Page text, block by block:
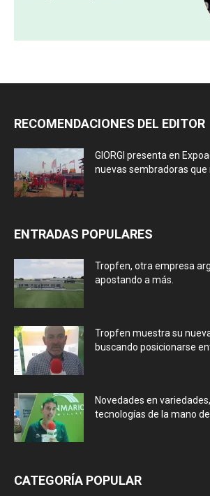
RECOMENDACIONES DEL EDITOR
GIORGI presenta en
nuevas sembradoras que
ENTRADAS POPULARES
Tropfen, otra empresa
apostando a más.
Tropfen muestra su
buscando posicionarse
Novedades en
tecnologías de la mano del
CATEGORÍA POPULAR